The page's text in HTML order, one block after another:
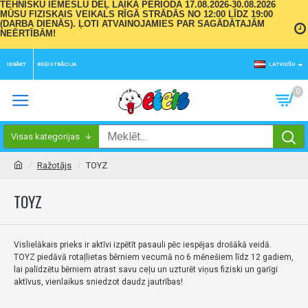
TEHNISKU IEMESLU DĒĻ LAIKA PERIODĀ 17.08.2026-30.08.2026
MŪSU FIZISKAIS VEIKALS RĪGĀ STRĀDĀS NO 12:00 LĪDZ 19:00
(DARBA DIENĀS). ĻOTI ATVAINOJAMIES PAR SAGĀDĀTAJĀM
NEĒRTĪBĀM!
IENĀKT REĢISTRĀCIJA LATVIEŠU
0
Visas kategorijas
Ražotājs TOYZ
TOYZ
Vislielākais prieks ir aktīvi izpētīt pasauli pēc iespējas drošākā veidā.
TOYZ piedāvā rotaļlietas bērniem vecumā no 6 mēnešiem līdz 12 gadiem,
lai palīdzētu bērniem atrast savu ceļu un uzturēt viņus fiziski un garīgi
aktīvus, vienlaikus sniedzot daudz jautrības!